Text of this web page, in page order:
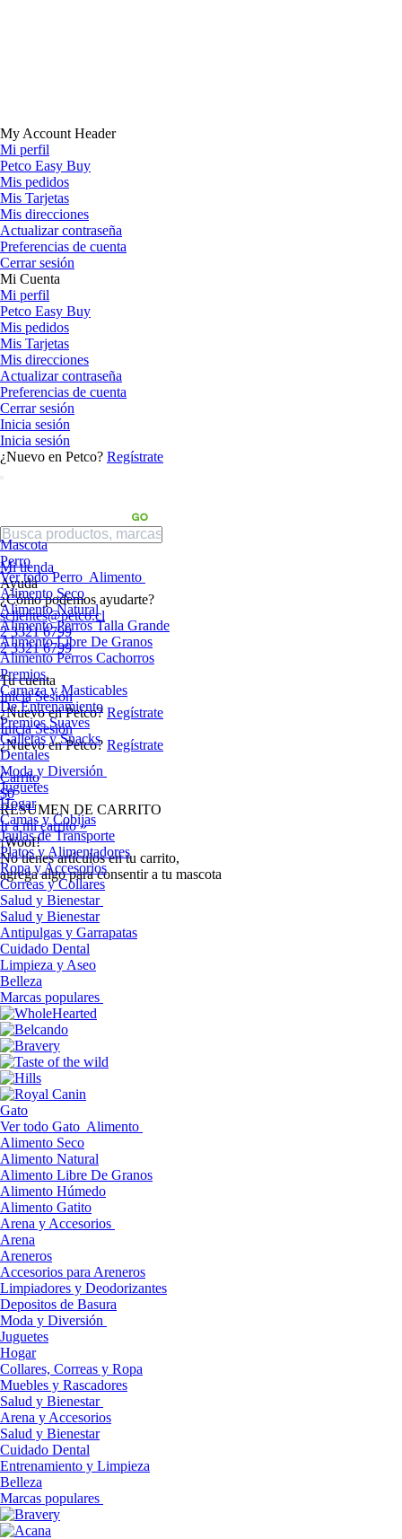
My Account Header
Mi perfil
Petco Easy Buy
Mis pedidos
Mis Tarjetas
Mis direcciones
Actualizar contraseña
Preferencias de cuenta
Cerrar sesión
Mi Cuenta
Mi perfil
Petco Easy Buy
Mis pedidos
Mis Tarjetas
Mis direcciones
Actualizar contraseña
Preferencias de cuenta
Cerrar sesión
Inicia sesión
Inicia sesión
¿Nuevo en Petco? Regístrate
Mi tienda
Ayuda
¿Cómo podemos ayudarte?
sclientes@petco.cl
2 3321 6799
2 3321 6799
Tu cuenta
Inicia Sesión
¿Nuevo en Petco? Regístrate
Inicia Sesión
¿Nuevo en Petco? Regístrate
Carrito
$0
RESUMEN DE CARRITO
Ir a mi carrito »
¡Woof!
No tíenes artículos en tu carrito,
agrega algo para consentir a tu mascota
Mascota
Perro
Ver todo Perro Alimento
Alimento Seco
Alimento Natural
Alimento Perros Talla Grande
Alimento Libre De Granos
Alimento Perros Cachorros
Premios
Carnaza y Masticables
De Entrenamiento
Premios Suaves
Galletas y Snacks
Dentales
Moda y Diversión
Juguetes
Hogar
Camas y Cobijas
Jaulas de Transporte
Platos y Alimentadores
Ropa y Accesorios
Correas y Collares
Salud y Bienestar
Salud y Bienestar
Antipulgas y Garrapatas
Cuidado Dental
Limpieza y Aseo
Belleza
Marcas populares
Gato
Ver todo Gato Alimento
Alimento Seco
Alimento Natural
Alimento Libre De Granos
Alimento Húmedo
Alimento Gatito
Arena y Accesorios
Arena
Areneros
Accesorios para Areneros
Limpiadores y Deodorizantes
Depositos de Basura
Moda y Diversión
Juguetes
Hogar
Collares, Correas y Ropa
Muebles y Rascadores
Salud y Bienestar
Arena y Accesorios
Salud y Bienestar
Cuidado Dental
Entrenamiento y Limpieza
Belleza
Marcas populares